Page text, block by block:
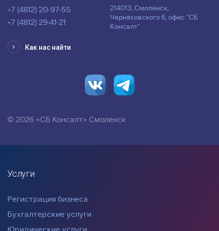
+7 (4812) 20-97-55
+7 (4812) 29-41-21
214013, Смоленск,
Черняховского 6, офис "СБ
Консалт"
Как нас найти
© 2026 «СБ Консалт» Смоленск
Услуги
Регистрация бизнеса
Бухгалтерские услуги